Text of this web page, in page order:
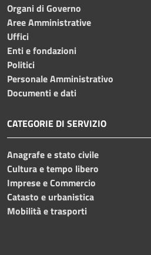
Organi di Governo
Aree Amministrative
Uffici
Enti e fondazioni
Politici
Personale Amministrativo
Documenti e dati
CATEGORIE DI SERVIZIO
Anagrafe e stato civile
Cultura e tempo libero
Imprese e Commercio
Catasto e urbanistica
Mobilità e trasporti